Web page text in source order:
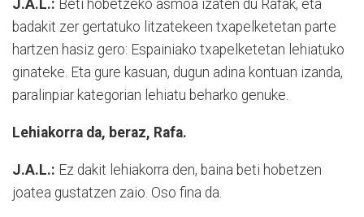
J.A.L.: Beti hobetzeko asmoa izaten du Rafak, eta
badakit zer gertatuko litzatekeen txapelketetan parte
hartzen hasiz gero: Espainiako txapelketetan lehiatuko
ginateke. Eta gure kasuan, dugun adina kontuan izanda,
paralinpiar kategorian lehiatu beharko genuke.
Lehiakorra da, beraz, Rafa.
J.A.L.: Ez dakit lehiakorra den, baina beti hobetzen
joatea gustatzen zaio. Oso fina da.